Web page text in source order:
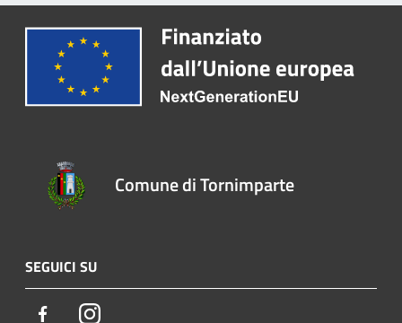
Comune di Tornimparte
SEGUICI SU
FacebookInstagram